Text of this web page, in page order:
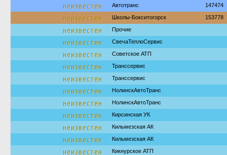
неизвестен Автотранс 147474
неизвестен Школы-Бокситогорск 153778
неизвестен Прочие
неизвестен СвечаТеплоСервис
неизвестен Советское АТП
неизвестен Транссервис
неизвестен Транссервис
неизвестен НолинскАвтоТранс
неизвестен НолинскАвтоТранс
неизвестен Кирсинская УК
неизвестен Кильмезская АК
неизвестен Кильмезская АК
неизвестен Кикнурское АТП